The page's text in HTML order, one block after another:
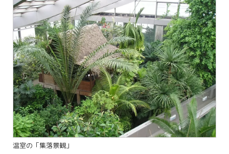
温室の「集落景観」